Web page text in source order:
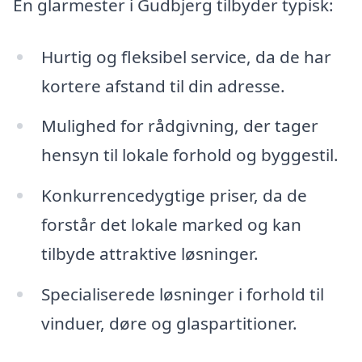
En glarmester i Gudbjerg tilbyder typisk:
Hurtig og fleksibel service, da de har
kortere afstand til din adresse.
Mulighed for rådgivning, der tager
hensyn til lokale forhold og byggestil.
Konkurrencedygtige priser, da de
forstår det lokale marked og kan
tilbyde attraktive løsninger.
Specialiserede løsninger i forhold til
vinduer, døre og glaspartitioner.